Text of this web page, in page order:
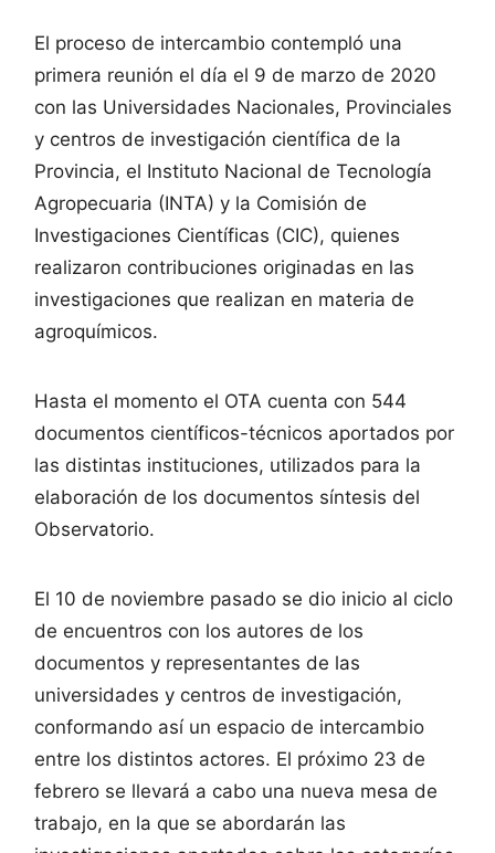
El proceso de intercambio contempló una
primera reunión el día el 9 de marzo de 2020
con las Universidades Nacionales, Provinciales
y centros de investigación científica de la
Provincia, el Instituto Nacional de Tecnología
Agropecuaria (INTA) y la Comisión de
Investigaciones Científicas (CIC), quienes
realizaron contribuciones originadas en las
investigaciones que realizan en materia de
agroquímicos.
Hasta el momento el OTA cuenta con 544
documentos científicos-técnicos aportados por
las distintas instituciones, utilizados para la
elaboración de los documentos síntesis del
Observatorio.
El 10 de noviembre pasado se dio inicio al ciclo
de encuentros con los autores de los
documentos y representantes de las
universidades y centros de investigación,
conformando así un espacio de intercambio
entre los distintos actores. El próximo 23 de
febrero se llevará a cabo una nueva mesa de
trabajo, en la que se abordarán las